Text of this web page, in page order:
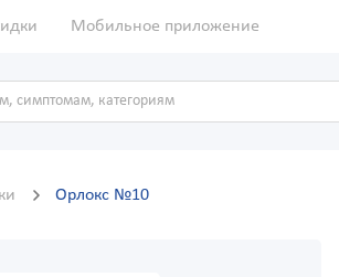
Мобильное приложение
Орлокс №10